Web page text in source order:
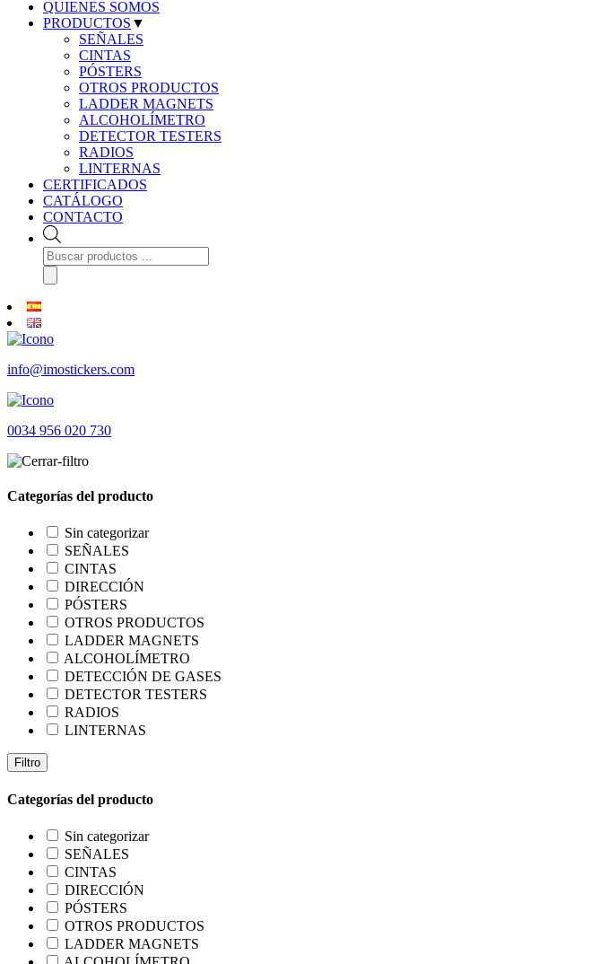
QUIENES SOMOS
PRODUCTOS ▼
SEÑALES
CINTAS
PÓSTERS
OTROS PRODUCTOS
LADDER MAGNETS
ALCOHOLÍMETRO
DETECTOR TESTERS
RADIOS
LINTERNAS
CERTIFICADOS
CATÁLOGO
CONTACTO
Búsqueda
de
productos
info@imostickers.com
0034 956 020 730
Categorías del producto
Sin categorizar
SEÑALES
CINTAS
DIRECCIÓN
PÓSTERS
OTROS PRODUCTOS
LADDER MAGNETS
ALCOHOLÍMETRO
DETECCIÓN DE GASES
DETECTOR TESTERS
RADIOS
LINTERNAS
Filtro
Categorías del producto
Sin categorizar
SEÑALES
CINTAS
DIRECCIÓN
PÓSTERS
OTROS PRODUCTOS
LADDER MAGNETS